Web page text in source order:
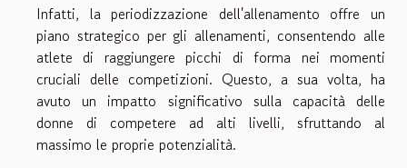
Infatti, la periodizzazione dell'allenamento offre un
piano strategico per gli allenamenti, consentendo alle
atlete di raggiungere picchi di forma nei momenti
cruciali delle competizioni. Questo, a sua volta, ha
avuto un impatto significativo sulla capacità delle
donne di competere ad alti livelli, sfruttando al
massimo le proprie potenzialità.